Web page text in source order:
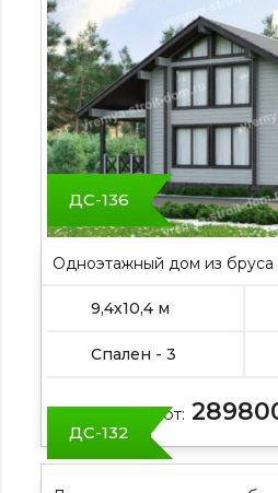
ДС-136
Одноэтажный дом из бруса
9,4х10,4 м
Спален - 3
Цена от:
ДС-132